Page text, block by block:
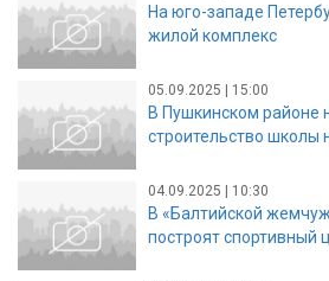
На юго-западе
жилой комплекс
05.09.2025 | 15:00
В Пушкинском районе
строительство школы
04.09.2025 | 10:30
В «Балтийской
построят спортивный